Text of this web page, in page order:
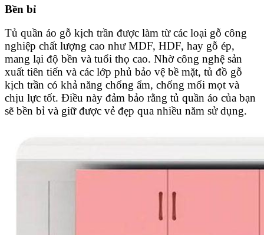
Bền bỉ
Tủ quần áo gỗ kịch trần được làm từ các loại gỗ công
nghiệp chất lượng cao như MDF, HDF, hay gỗ ép,
mang lại độ bền và tuổi thọ cao. Nhờ công nghệ sản
xuất tiên tiến và các lớp phủ bảo vệ bề mặt, tủ đồ gỗ
kịch trần có khả năng chống ẩm, chống mối mọt và
chịu lực tốt. Điều này đảm bảo rằng tủ quần áo của bạn
sẽ bền bỉ và giữ được vẻ đẹp qua nhiều năm sử dụng.